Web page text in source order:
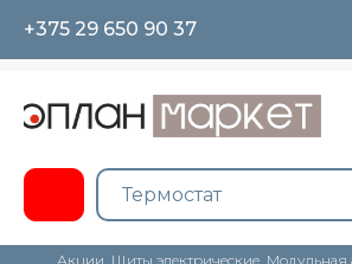
+375 29 650 90 37
Акции Щиты электрические Модульная